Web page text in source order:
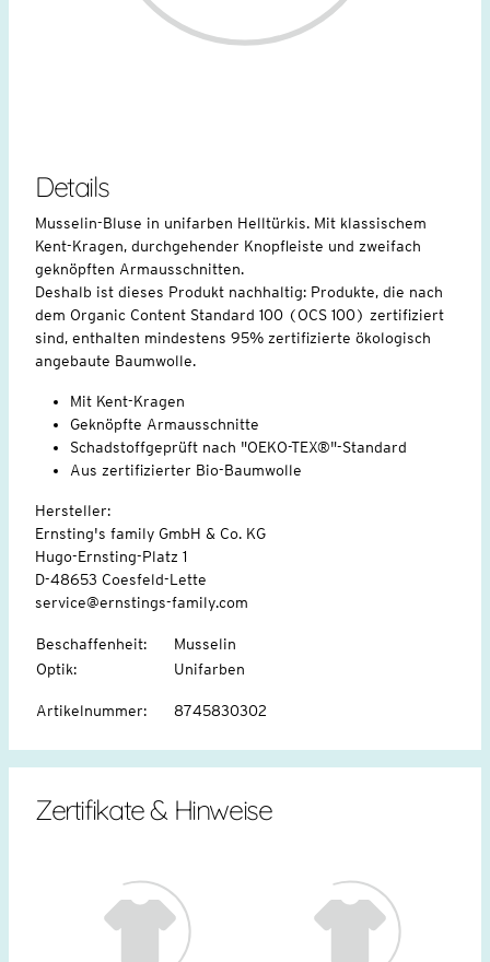
Details
Musselin-Bluse in unifarben Helltürkis. Mit klassischem
Kent-Kragen, durchgehender Knopfleiste und zweifach
geknöpften Armausschnitten.
Deshalb ist dieses Produkt nachhaltig: Produkte, die nach
dem Organic Content Standard 100 (OCS 100) zertifiziert
sind, enthalten mindestens 95% zertifizierte ökologisch
angebaute Baumwolle.
Mit Kent-Kragen
Geknöpfte Armausschnitte
Schadstoffgeprüft nach "OEKO-TEX®"-Standard
Aus zertifizierter Bio-Baumwolle
Hersteller:
Ernsting's family GmbH & Co. KG
Hugo-Ernsting-Platz 1
D-48653 Coesfeld-Lette
service@ernstings-family.com
Beschaffenheit:
Musselin
Optik: Unifarben
Artikelnummer: 8745830302
Zertifikate & Hinweise